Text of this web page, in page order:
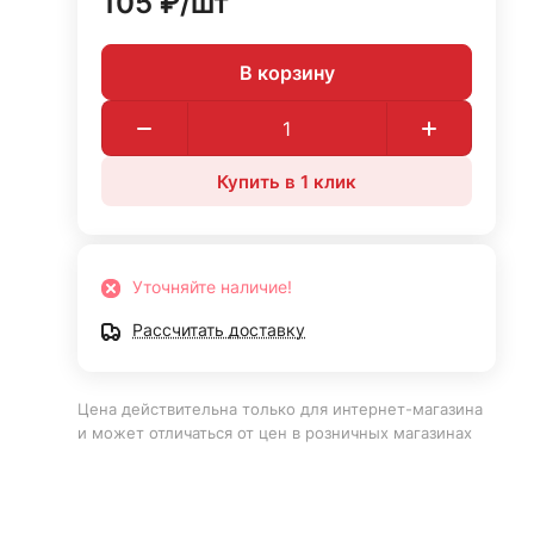
В корзину
Купить в 1 клик
Уточняйте наличие!
Рассчитать доставку
Цена действительна только для интернет-магазина
и может отличаться от цен в розничных магазинах